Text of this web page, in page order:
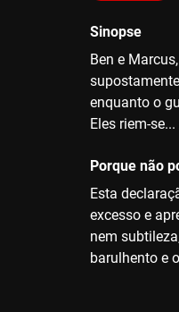
Sinopse
Ben e
enquanto o
Eles riem-
Porque não
Esta
excesso e
nem
barulhento e